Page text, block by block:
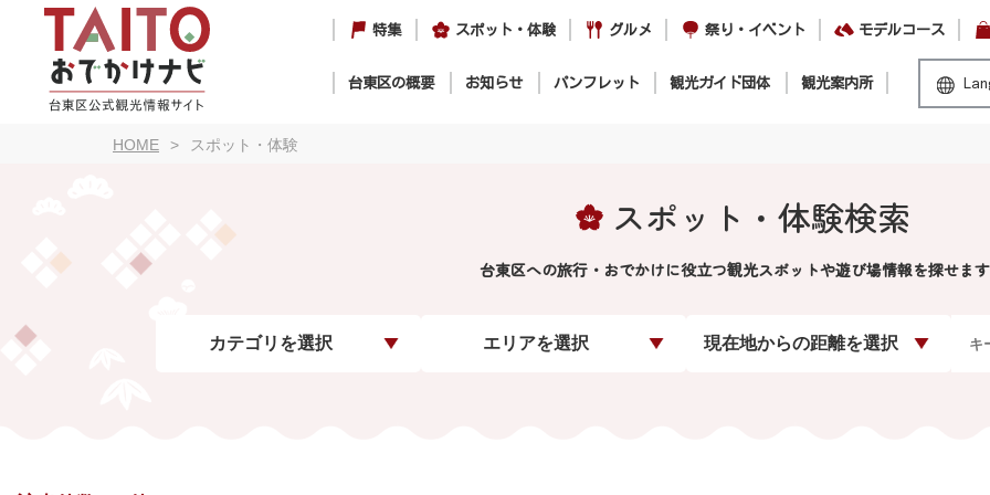
特集 スポット・体験 グルメ 祭り・イベント モデルコース
台東区の概要 お知らせ パンフレット 観光ガイド団体 観光案内所
HOME スポット・体験
スポット・体験検索
台東区への旅行・おでかけに役立つ観光スポットや遊び場情報を探せま
カテゴリを選択 エリアを選択 現在地からの距離を選択